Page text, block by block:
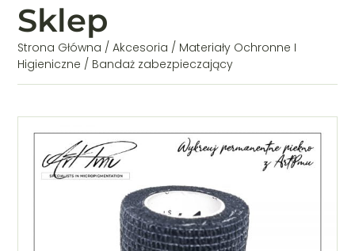
Sklep
Strona Główna /Akcesoria / Materiały Ochronne I
Higieniczne / Bandaż zabezpieczający